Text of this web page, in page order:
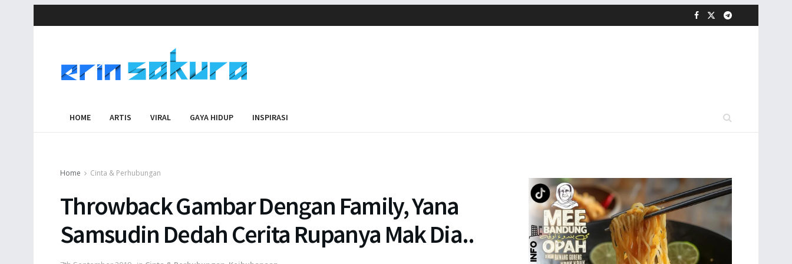
HOME ARTIS VIRAL GAYA HIDUP INSPIRASI
Home Cinta & Perhubungan
Throwback Gambar Dengan Family, Yana
Samsudin Dedah Cerita Rupanya Mak Dia..